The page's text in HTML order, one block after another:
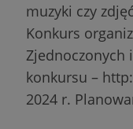
muzyki czy
Konkurs
Zjednoczonych
konkursu –
2024 r.